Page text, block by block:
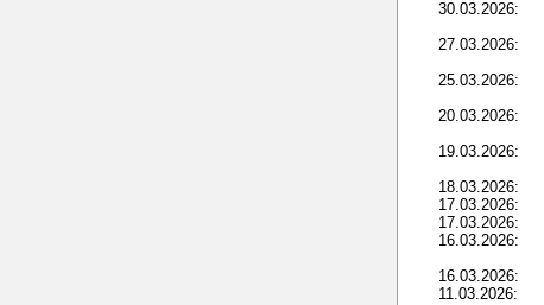
30.03.2026:
27.03.2026:
25.03.2026:
20.03.2026:
19.03.2026:
18.03.2026:
17.03.2026:
17.03.2026:
16.03.2026:
16.03.2026:
11.03.2026: